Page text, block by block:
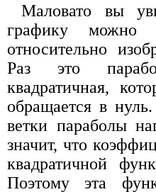
Маловато вы
графику можно
относительно
Раз это
квадратичная,
обращается в
ветки параболы
значит, что
квадратичной
Поэтому эта